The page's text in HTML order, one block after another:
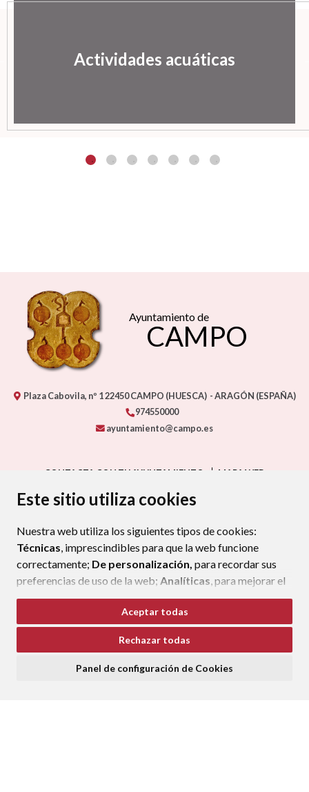
Este sitio utiliza cookies
Nuestra web utiliza los siguientes tipos de cookies:
Técnicas, imprescindibles para que la web funcione
correctamente; De personalización, para recordar sus
preferencias de uso de la web; Analíticas, para mejorar el
funcionamiento de la web y sus servicios.
Si acepta pulsando el botón“Aceptar todas”
consideramos que acepta su uso. Si pulsa el botón
ninguna acción, se guardarán las cookies técnicas
Aceptar todas
Rechazar todas
Panel de configuración de Cookies
Actividades acuáticas
Ayuntamiento de
CAMPO
Plaza Cabovila, nº 122450 CAMPO (HUESCA) - ARAGÓN (ESPAÑA)
974550000
ayuntamiento@campo.es
CONTACTA CON TU AYUNTAMIENTO
MAPA WEB
AVISO LEGAL
PROTECCIÓN DE DATOS
POLÍTICA DE COOKIES